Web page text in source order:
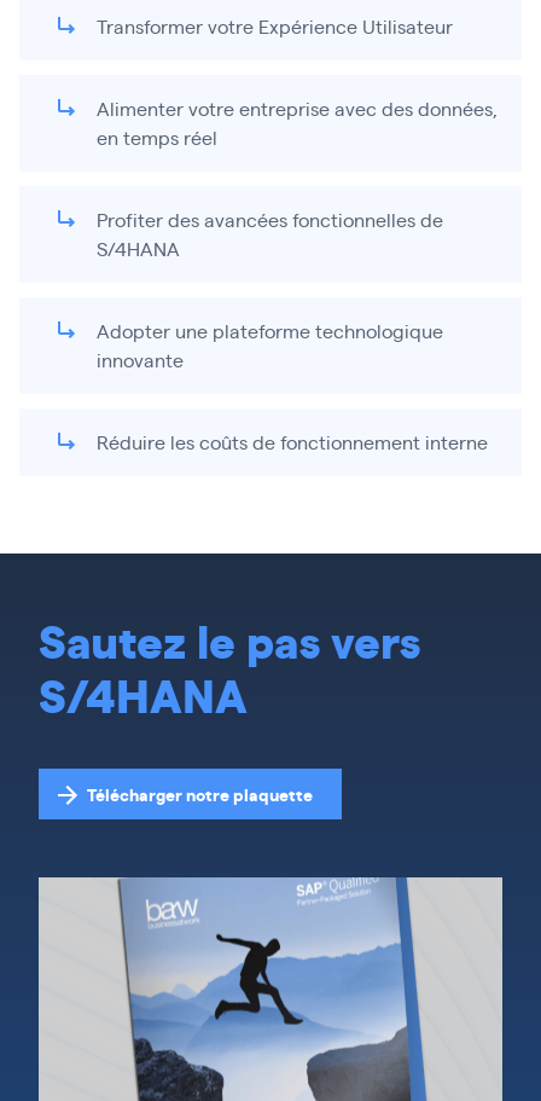
Transformer votre Expérience Utilisateur
Alimenter votre entreprise avec des données,
en temps réel
Profiter des avancées fonctionnelles de
S/4HANA
Adopter une plateforme technologique
innovante
Réduire les coûts de fonctionnement interne
Sautez le pas vers
S/4HANA
Télécharger notre plaquette